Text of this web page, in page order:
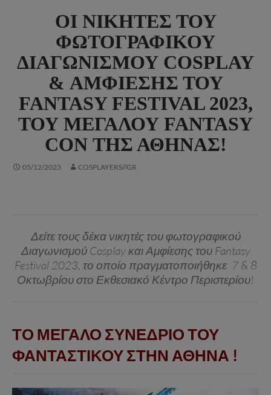
ΟΙ ΝΙΚΗΤΈΣ ΤΟΥ
ΦΩΤΟΓΡΑΦΙΚΟΎ
ΔΙΑΓΩΝΙΣΜΟΎ COSPLAY
& ΑΜΦΊΕΣΗΣ ΤΟΥ
FANTASY FESTIVAL 2023,
ΤΟΥ ΜΕΓΆΛΟΥ FANTASY
CON ΤΗΣ ΑΘΉΝΑΣ!
05/12/2023 COSPLAYERS//GR
Δείτε τους δέκα νικητές του φωτογραφικού
Διαγωνισμού Cosplay και Αμφίεσης του Fantasy
Festival 2023, το οποίο πραγματοποιήθηκε 7 & 8
Οκτωβρίου στο Εκθεσιακό Κέντρο Περιστερίου!
ΤΟ ΜΕΓΑΛΟ ΣΥΝΕΔΡΙΟ ΤΟΥ
ΦΑΝΤΑΣΤΙΚΟΥΣΤΗΝ ΑΘΗΝΑ !